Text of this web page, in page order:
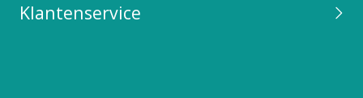
Klantenservice